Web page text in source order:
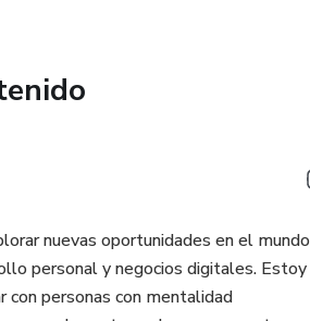
nuevas oportunidades en el mundo
personal y negocios digitales. Estoy
con personas con mentalidad